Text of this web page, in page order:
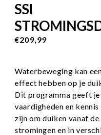
SSI
€209,99
Waterbeweging kan
effect hebben op je
Dit programma geeft je
vaardigheden en
zijn om duiken vanaf
stromingen en in